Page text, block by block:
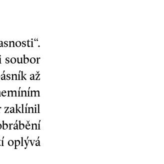
soubor
až
zaklínil
oplývá